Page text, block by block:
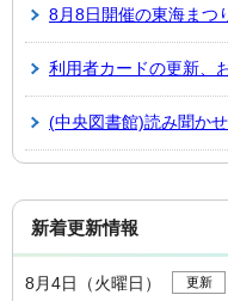
8月8日開催の東海まつ
利用者カードの更新、
(中央図書館)読み聞か
新着更新情報
8月4日（火曜日） 更新